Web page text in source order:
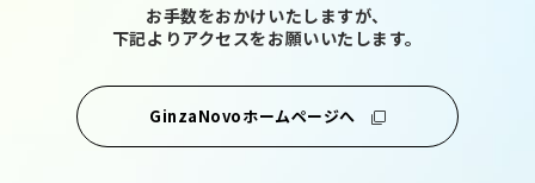
お手数をおかけいたしますが、
下記よりアクセスをお願いいたします。
GinzaNovoホームページへ